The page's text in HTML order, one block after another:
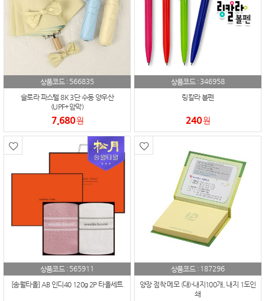
상품코드 : 566835
슬로라 파스텔 8K 3단 수동 양우산
(UPF+암막)
7,680원
상품코드 : 346958
링칼라 볼펜
240원
상품코드 : 565911
[송월타올] AB 인디40 120g 2P 타올세트
상품코드 : 187296
양장 점착 메모 (대)-내지100개, 내지 1도인
쇄